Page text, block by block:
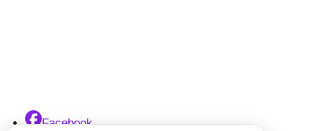
Facebook